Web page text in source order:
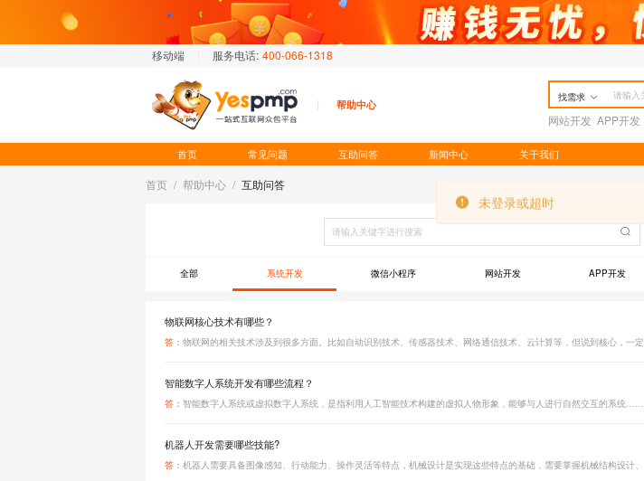
移动端 服务电话: 400-066-1318
帮助中心
找需求
网站开发 APP开发
首页 常见问题 互助问答 新闻中心 关于我们
首页 / 帮助中心 / 互助问答
全部 系统开发 微信小程序 网站开发 APP开发
物联网核心技术有哪些？
答：
智能数字人系统开发有哪些流程？
答：智能数字人系统或虚拟数字人系统，是指利用人工智能技术构建的虚拟人物形象，能够与人进行自然交互的系统……
机器人开发需要哪些技能?
答：